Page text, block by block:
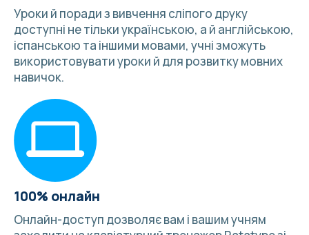
Уроки й поради з вивчення сліпого друку
доступні не тільки українською, а й англійською,
іспанською та іншими мовами, учні зможуть
використовувати уроки й для розвитку мовних
навичок.
100% онлайн
Онлайн-доступ дозволяє вам і вашим учням